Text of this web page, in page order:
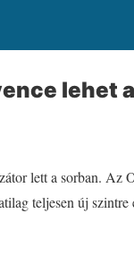
lehet
lett a sorban. Az
teljesen új